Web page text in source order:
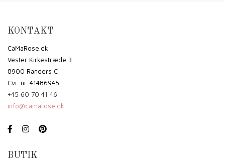
KONTAKT
CaMaRose.dk
Vester Kirkestræde 3
8900 Randers C
Cvr. nr. 41486945
+45 60 70 41 46
info@camarose.dk
BUTIK